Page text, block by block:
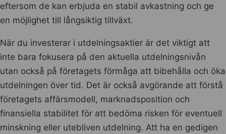
eftersom de kan erbjuda en stabil avkastning och ge
en möjlighet till långsiktig tillväxt.
När du investerar i utdelningsaktier är det viktigt att
inte bara fokusera på den aktuella utdelningsnivån
utan också på företagets förmåga att bibehålla och öka
utdelningen över tid. Det är också avgörande att förstå
företagets affärsmodell, marknadsposition och
finansiella stabilitet för att bedöma risken för eventuell
minskning eller utebliven utdelning. Att ha en gedigen